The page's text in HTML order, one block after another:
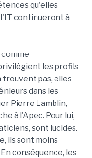
qu'elles
continueront à
comme
les profils
trouvent pas, elles
dans les
Pierre Lamblin,
à l'Apec. Pour lui,
sont lucides.
ils sont moins
conséquence, les